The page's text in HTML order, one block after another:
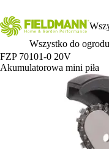
Wszystko do ogrodu
FZP 70101-0 20V
Akumulatorowa mini piła